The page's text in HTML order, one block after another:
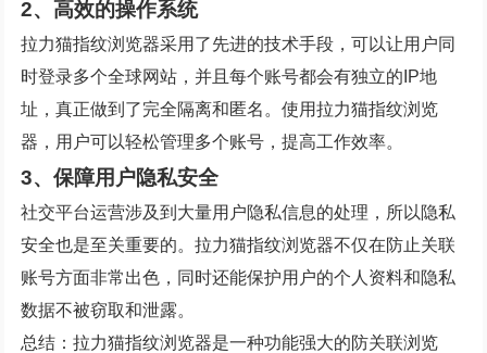
2、高效的操作系统
拉力猫指纹浏览器采用了先进的技术手段，可以让用户同
时登录多个全球网站，并且每个账号都会有独立的IP地
址，真正做到了完全隔离和匿名。使用拉力猫指纹浏览
器，用户可以轻松管理多个账号，提高工作效率。
3、保障用户隐私安全
社交平台运营涉及到大量用户隐私信息的处理，所以隐私
安全也是至关重要的。拉力猫指纹浏览器不仅在防止关联
账号方面非常出色，同时还能保护用户的个人资料和隐私
数据不被窃取和泄露。
总结：拉力猫指纹浏览器是一种功能强大的防关联浏览